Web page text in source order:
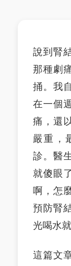
說到腎
那種劇
捅。我
在一個
痛，還
嚴重，
診。醫
就傻眼
啊，怎
預防腎
光喝水就
這篇文